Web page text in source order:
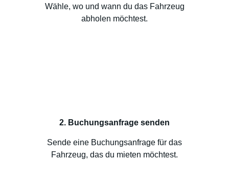
Wähle, wo und wann du das Fahrzeug
abholen möchtest.
2. Buchungsanfrage senden
Sende eine Buchungsanfrage für das
Fahrzeug, das du mieten möchtest.